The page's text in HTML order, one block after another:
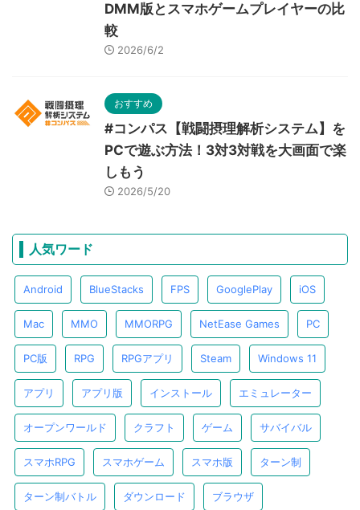
DMM版とスマホゲームプレイヤーの比
較
2026/6/2
おすすめ
#コンパス【戦闘摂理解析システム】を
PCで遊ぶ方法！3対3対戦を大画面で楽
しもう
2026/5/20
人気ワード
Android BlueStacks FPS GooglePlay iOS
Mac MMO MMORPG NetEase Games PC
PC版 RPG RPGアプリ Steam Windows 11
アプリ アプリ版 インストール エミュレーター
オープンワールド クラフト ゲーム サバイバル
スマホRPG スマホゲーム スマホ版 ターン制
ターン制バトル ダウンロード ブラウザ